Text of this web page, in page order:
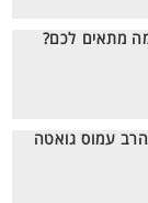
מה מתאים לכם?
עמוס גואטה